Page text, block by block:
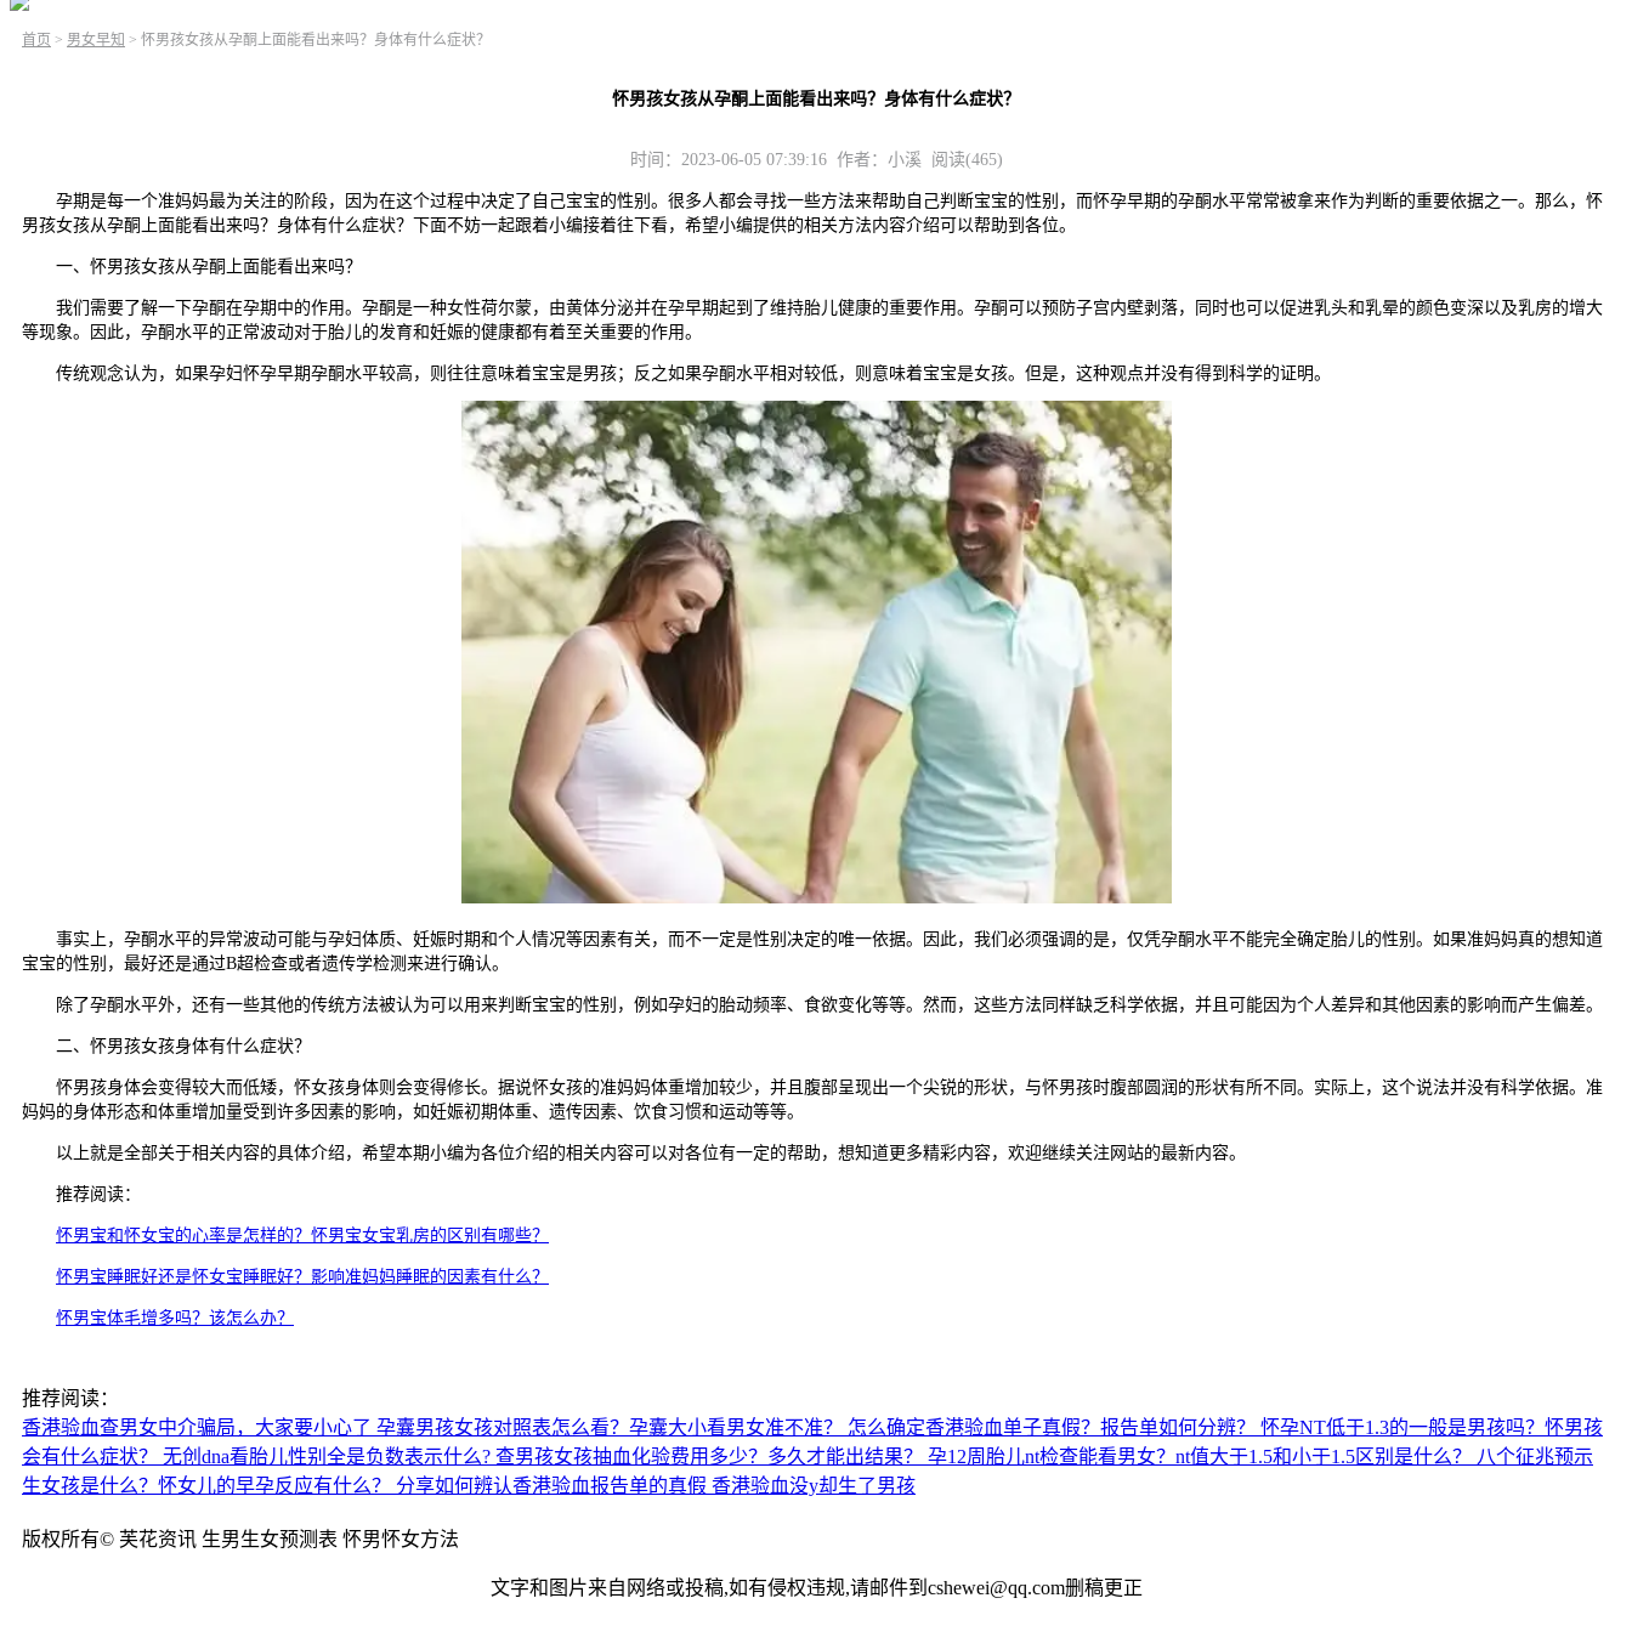
首页 > 男女早知 > 怀男孩女孩从孕酮上面能看出来吗？身体有什么症状？
怀男孩女孩从孕酮上面能看出来吗？身体有什么症状？
时间：2023-06-05 07:39:16 作者：小溪 阅读(465)
孕期是每一个准妈妈最为关注的阶段，因为在这个过程中决定了自己宝宝的性别。很多人都会寻找一些方法来帮助自己判断宝宝的性别，而怀孕早期的孕酮水平常常被拿来作为判断的重要依据之一。那么，怀
男孩女孩从孕酮上面能看出来吗？身体有什么症状？下面不妨一起跟着小编接着往下看，希望小编提供的相关方法内容介绍可以帮助到各位。
一、怀男孩女孩从孕酮上面能看出来吗？
我们需要了解一下孕酮在孕期中的作用。孕酮是一种女性荷尔蒙，由黄体分泌并在孕早期起到了维持胎儿健康的重要作用。孕酮可以预防子宫内壁剥落，同时也可以促进乳头和乳晕的颜色变深以及乳房的增大
等现象。因此，孕酮水平的正常波动对于胎儿的发育和妊娠的健康都有着至关重要的作用。
传统观念认为，如果孕妇怀孕早期孕酮水平较高，则往往意味着宝宝是男孩；反之如果孕酮水平相对较低，则意味着宝宝是女孩。但是，这种观点并没有得到科学的证明。
事实上，孕酮水平的异常波动可能与孕妇体质、妊娠时期和个人情况等因素有关，而不一定是性别决定的唯一依据。因此，我们必须强调的是，仅凭孕酮水平不能完全确定胎儿的性别。如果准妈妈真的想知道
宝宝的性别，最好还是通过B超检查或者遗传学检测来进行确认。
除了孕酮水平外，还有一些其他的传统方法被认为可以用来判断宝宝的性别，例如孕妇的胎动频率、食欲变化等等。然而，这些方法同样缺乏科学依据，并且可能因为个人差异和其他因素的影响而产生偏差。
二、怀男孩女孩身体有什么症状？
怀男孩身体会变得较大而低矮，怀女孩身体则会变得修长。据说怀女孩的准妈妈体重增加较少，并且腹部呈现出一个尖锐的形状，与怀男孩时腹部圆润的形状有所不同。实际上，这个说法并没有科学依据。准
妈妈的身体形态和体重增加量受到许多因素的影响，如妊娠初期体重、遗传因素、饮食习惯和运动等等。
以上就是全部关于相关内容的具体介绍，希望本期小编为各位介绍的相关内容可以对各位有一定的帮助，想知道更多精彩内容，欢迎继续关注网站的最新内容。
推荐阅读：
怀男宝和怀女宝的心率是怎样的？怀男宝女宝乳房的区别有哪些？
怀男宝睡眠好还是怀女宝睡眠好？影响准妈妈睡眠的因素有什么？
怀男宝体毛增多吗？该怎么办？
推荐阅读：
香港验血查男女中介骗局，大家要小心了 孕囊男孩女孩对照表怎么看？孕囊大小看男女准不准？ 怎么确定香港验血单子真假？报告单如何分辨？
怀孕NT低于1.3的一般是男孩吗？怀男孩
会有什么症状？
无创dna看胎儿性别全是负数表示什么? 查男孩女孩抽血化验费用多少？多久才能出结果？ 孕12周胎儿nt检查能看男女？nt值大于1.5和小于1.5区别是什么？
八个征兆预示
生女孩是什么？怀女儿的早孕反应有什么？
分享如何辨认香港验血报告单的真假 香港验血没y却生了男孩
版权所有© 芙花资讯 生男生女预测表 怀男怀女方法
文字和图片来自网络或投稿,如有侵权违规,请邮件到cshewei@qq.com删稿更正